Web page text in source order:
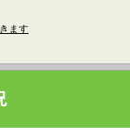
ます